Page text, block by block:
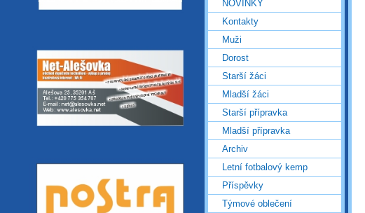
NOVINKY
Kontakty
Muži
Dorost
Starší žáci
Mladší žáci
Starší přípravka
Mladší přípravka
Archiv
Letní fotbalový kemp
Příspěvky
Týmové oblečení